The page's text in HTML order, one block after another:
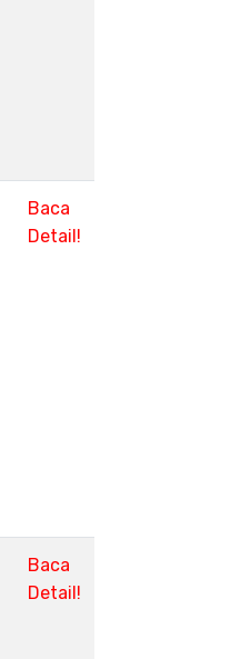
Baca
Detail!
Baca
Detail!